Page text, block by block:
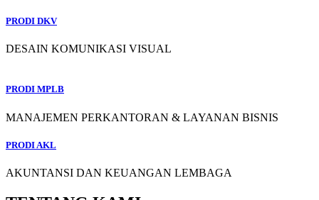
PRODI DKV
DESAIN KOMUNIKASI VISUAL
PRODI MPLB
MANAJEMEN PERKANTORAN & LAYANAN BISNIS
PRODI AKL
AKUNTANSI DAN KEUANGAN LEMBAGA